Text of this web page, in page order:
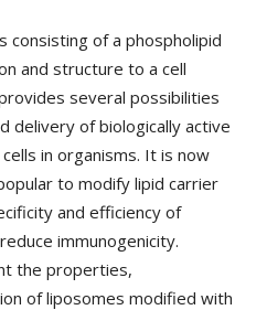
consisting of a phospholipid
and structure to a cell
several possibilities
delivery of biologically active
in organisms. It is now
to modify lipid carrier
and efficiency of
immunogenicity.
the properties,
of liposomes modified with